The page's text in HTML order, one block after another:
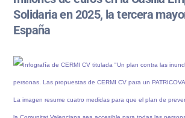
Solidaria en 2025, la tercera
España